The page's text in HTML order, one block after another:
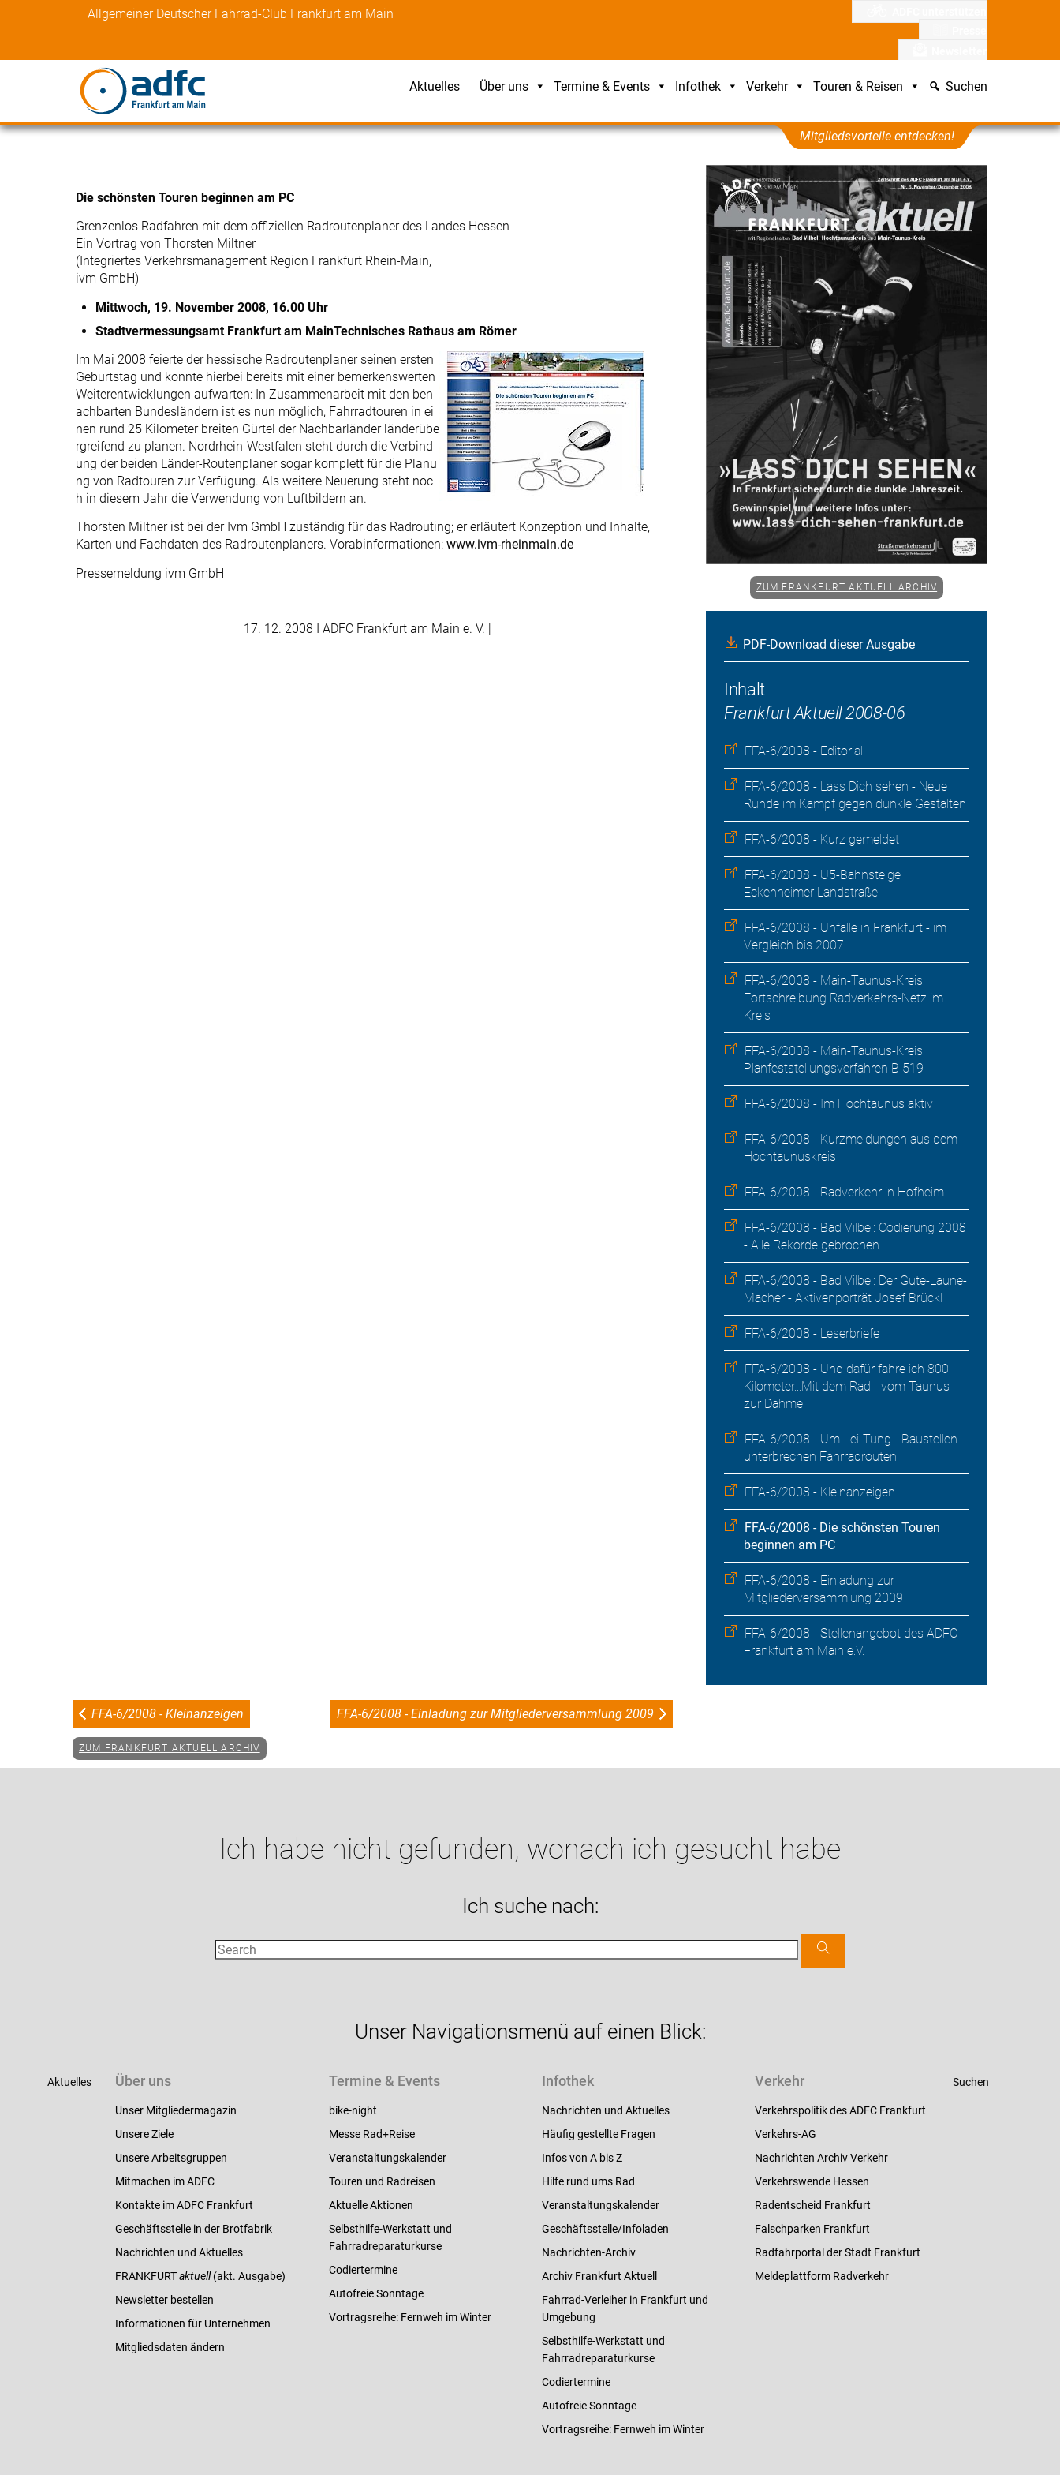
Allgemeiner Deutscher Fahrrad-Club Frankfurt am Main
Aktuelles Über uns Termine & Events Infothek Verkehr Touren & Reisen Suchen
Mitgliedsvorteile entdecken!
Die schönsten Touren beginnen am PC
Grenzenlos Radfahren mit dem offiziellen Radroutenplaner des Landes Hessen
Ein Vortrag von Thorsten Miltner
(Integriertes Verkehrsmanagement Region Frankfurt Rhein-Main,
ivm GmbH)
Mittwoch, 19. November 2008, 16.00 Uhr
Stadtvermessungsamt Frankfurt am MainTechnisches Rathaus am Römer
Im Mai 2008 feierte der hessische Radroutenplaner seinen ersten
Geburtstag und konnte hierbei bereits mit einer bemerkenswerten
Weiterentwicklungen aufwarten: In Zusammenarbeit mit den ben
achbarten Bundesländern ist es nun möglich, Fahrradtouren in ei
nen rund 25 Kilometer breiten Gürtel der Nachbarländer länderübe
rgreifend zu planen. Nordrhein-Westfalen steht durch die Verbind
ung der beiden Länder-Routenplaner sogar komplett für die Planu
ng von Radtouren zur Verfügung. Als weitere Neuerung steht noc
h in diesem Jahr die Verwendung von Luftbildern an.
Thorsten Miltner ist bei der Ivm GmbH zuständig für das Radrouting; er erläutert Konzeption und Inhalte,
Karten und Fachdaten des Radroutenplaners. Vorabinformationen: www.ivm-rheinmain.de
Pressemeldung ivm GmbH
17. 12. 2008 I ADFC Frankfurt am Main e. V. |
ZUM FRANKFURT AKTUELL ARCHIV
PDF-Download dieser Ausgabe
Inhalt
Frankfurt Aktuell 2008-06
FFA-6/2008 - Editorial
FFA-6/2008 - Lass Dich sehen - Neue
Runde im Kampf gegen dunkle Gestalten
FFA-6/2008 - Kurz gemeldet
FFA-6/2008 - U5-Bahnsteige
Eckenheimer Landstraße
FFA-6/2008 - Unfälle in Frankfurt - im
Vergleich bis 2007
FFA-6/2008 - Main-Taunus-Kreis:
Fortschreibung Radverkehrs-Netz im
Kreis
FFA-6/2008 - Main-Taunus-Kreis:
Planfeststellungsverfahren B 519
FFA-6/2008 - Im Hochtaunus aktiv
FFA-6/2008 - Kurzmeldungen aus dem
Hochtaunuskreis
FFA-6/2008 - Radverkehr in Hofheim
FFA-6/2008 - Bad Vilbel: Codierung 2008
- Alle Rekorde gebrochen
FFA-6/2008 - Bad Vilbel: Der Gute-Laune-
Macher - Aktivenporträt Josef Brückl
FFA-6/2008 - Leserbriefe
FFA-6/2008 - Und dafür fahre ich 800
Kilometer...Mit dem Rad - vom Taunus
zur Dahme
FFA-6/2008 - Um-Lei-Tung - Baustellen
unterbrechen Fahrradrouten
FFA-6/2008 - Kleinanzeigen
FFA-6/2008 - Die schönsten Touren
beginnen am PC
FFA-6/2008 - Einladung zur
Mitgliederversammlung 2009
FFA-6/2008 - Stellenangebot des ADFC
Frankfurt am Main e.V.
FFA-6/2008 - Kleinanzeigen FFA-6/2008 - Einladung zur Mitgliederversammlung 2009
ZUM FRANKFURT AKTUELL ARCHIV
Ich habe nicht gefunden, wonach ich gesucht habe
Ich suche nach:
Unser Navigationsmenü auf einen Blick:
Aktuelles Über uns
Unser Mitgliedermagazin
Unsere Ziele
Unsere Arbeitsgruppen
Mitmachen im ADFC
Kontakte im ADFC Frankfurt
Geschäftsstelle in der Brotfabrik
Nachrichten und Aktuelles
FRANKFURTaktuell(akt. Ausgabe)
Newsletter bestellen
Informationen für Unternehmen
Mitgliedsdaten ändern
Termine & Events
bike-night
Messe Rad+Reise
Veranstaltungskalender
Touren und Radreisen
Aktuelle Aktionen
Selbsthilfe-Werkstatt und
Fahrradreparaturkurse
Codiertermine
Autofreie Sonntage
Vortragsreihe: Fernweh im Winter
Infothek
Nachrichten und Aktuelles
Häufig gestellte Fragen
Infos von A bis Z
Hilfe rund ums Rad
Veranstaltungskalender
Geschäftsstelle/Infoladen
Nachrichten-Archiv
Archiv Frankfurt Aktuell
Fahrrad-Verleiher in Frankfurt und
Umgebung
Selbsthilfe-Werkstatt und
Fahrradreparaturkurse
Codiertermine
Autofreie Sonntage
Vortragsreihe: Fernweh im Winter
Verkehr
Verkehrspolitik des ADFC Frankfurt
Verkehrs-AG
Nachrichten Archiv Verkehr
Verkehrswende Hessen
Radentscheid Frankfurt
Falschparken Frankfurt
Radfahrportal der Stadt Frankfurt
Meldeplattform Radverkehr
Suchen